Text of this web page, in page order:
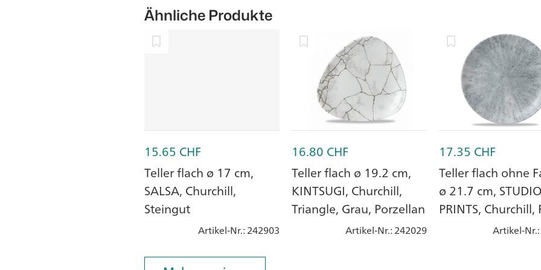
Ähnliche Produkte
15.65 CHF
Teller flach ø 17 cm,
SALSA, Churchill,
Steingut
Artikel-Nr.: 242903
16.80 CHF
Teller flach ø 19.2 cm,
KINTSUGI, Churchill,
Triangle, Grau, Porzellan
Artikel-Nr.: 242029
17.35 CHF
Teller flach ohne
ø 21.7 cm, STUDIO
PRINTS, Churchill,
Stone Pearl Grey
Artikel-Nr.